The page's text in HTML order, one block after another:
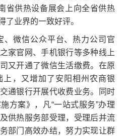
省供热设备展会上向全省供热
了业界的一致好评。
、微信公众平台、热力公司官
家官网、手机银行等多种线上
又开通了微信生活缴费。在原
，又增加了安阳相州农商银
通银行开展代收费业务。同时
方案》，凡“一站式服务”办理
供热服务部受理，受理后并流
部门高效办结，努力实现让群